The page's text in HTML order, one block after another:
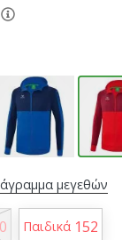
μεγεθών
Παιδικά 152